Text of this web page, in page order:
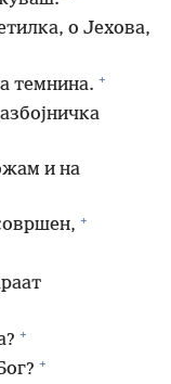
о Јехова,
темнина. +
и на
+
+
+